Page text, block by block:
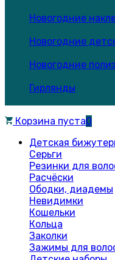
Новогодние
Новогодние
Новогодние
Гирлянды
Корзина пуста0
Детская
Серьги
Резинки для
Расчёски
Ободки, диадемы
Невидимки
Кошельки
Кольца
Заколки
Зажимы для